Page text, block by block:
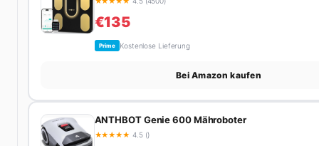
€135
Prime Kostenlose Lieferung
Bei Amazon kaufen
ANTHBOT Genie 600 Mähroboter
★★★★★ 4.5 ()